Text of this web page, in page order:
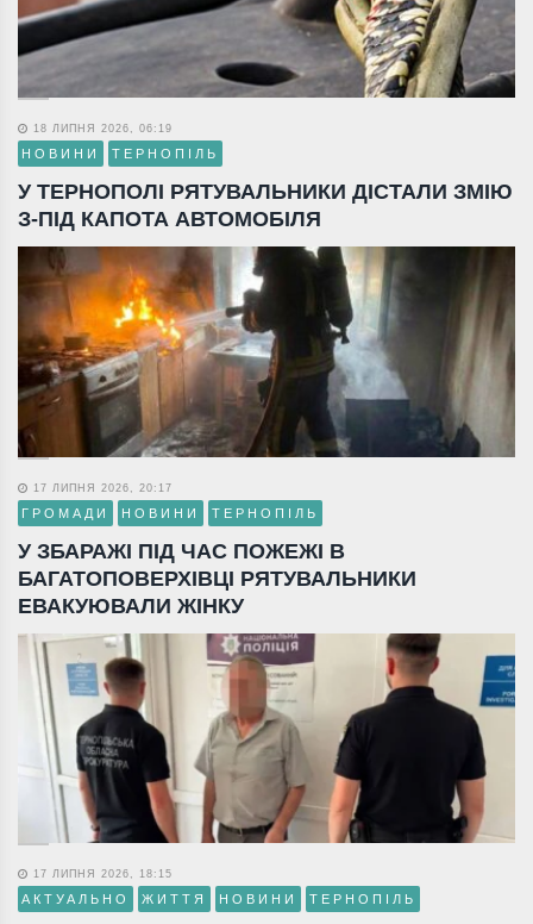
18 ЛИПНЯ 2026, 06:19
НОВИНИ ТЕРНОПІЛЬ
У ТЕРНОПОЛІ РЯТУВАЛЬНИКИ ДІСТАЛИ ЗМІЮ
З-ПІД КАПОТА АВТОМОБІЛЯ
17 ЛИПНЯ 2026, 20:17
ГРОМАДИ НОВИНИ ТЕРНОПІЛЬ
У ЗБАРАЖІ ПІД ЧАС ПОЖЕЖІ В
БАГАТОПОВЕРХІВЦІ РЯТУВАЛЬНИКИ
ЕВАКУЮВАЛИ ЖІНКУ
17 ЛИПНЯ 2026, 18:15
АКТУАЛЬНО ЖИТТЯ НОВИНИ ТЕРНОПІЛЬ